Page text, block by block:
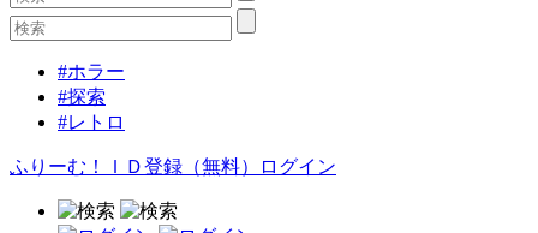
#ホラー
#探索
#レトロ
ふりーむ！ＩＤ登録（無料） ログイン